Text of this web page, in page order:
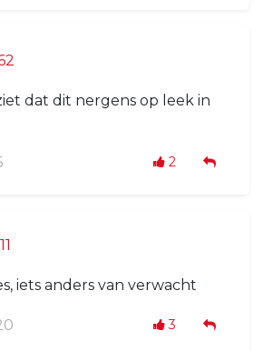
dat dit nergens op leek in
2
iets anders van verwacht
3